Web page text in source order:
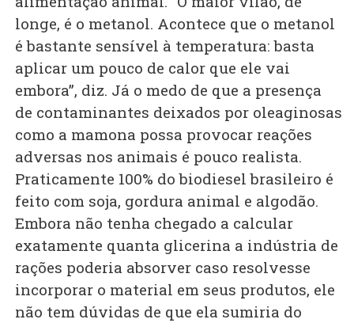
longe, é o metanol. Acontece que o metanol
é bastante sensível à temperatura: basta
aplicar um pouco de calor que ele vai
embora”, diz. Já o medo de que a presença
de contaminantes deixados por oleaginosas
como a mamona possa provocar reações
adversas nos animais é pouco realista.
Praticamente 100% do biodiesel brasileiro é
feito com soja, gordura animal e algodão.
Embora não tenha chegado a calcular
exatamente quanta glicerina a indústria de
rações poderia absorver caso resolvesse
incorporar o material em seus produtos, ele
não tem dúvidas de que ela sumiria do